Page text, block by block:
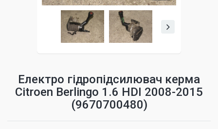
Електро гідропідсилювач керма
Citroen Berlingo 1.6 HDI 2008-2015
(9670700480)